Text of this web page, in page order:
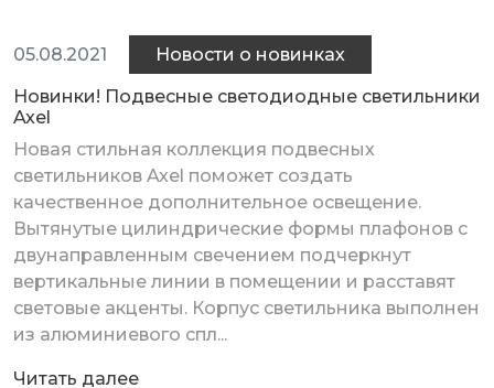
05.08.2021
Новости о новинках
Новинки! Подвесные светодиодные светильники
Axel
Новая стильная коллекция подвесных
светильников Axel поможет создать
качественное дополнительное освещение.
Вытянутые цилиндрические формы плафонов с
двунаправленным свечением подчеркнут
вертикальные линии в помещении и расставят
световые акценты. Корпус светильника выполнен
из алюминиевого спл...
Читать далее